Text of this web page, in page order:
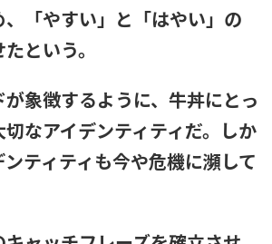
メンバー・齋藤樹愛羅さんが『盛れ！
てくださる
大学に通う理由
の夫・福永活也さん「妻が出ていってし
発覚
杏子アナ 踊って胸が微揺れ！！【GIF
、「やすい」と「はやい」の
という。
が象徴するように、牛丼にとっ
なアイデンティティだ。しか
ンティティも今や危機に瀕して